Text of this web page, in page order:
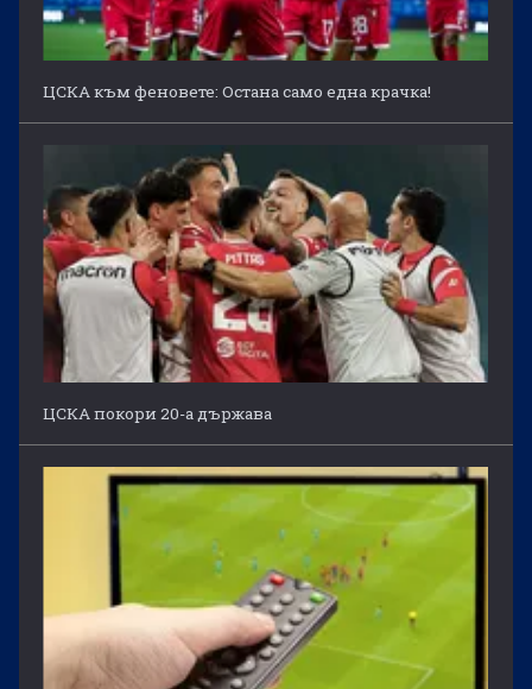
ЦСКА към феновете: Остана само една крачка!
ЦСКА покори 20-а държава